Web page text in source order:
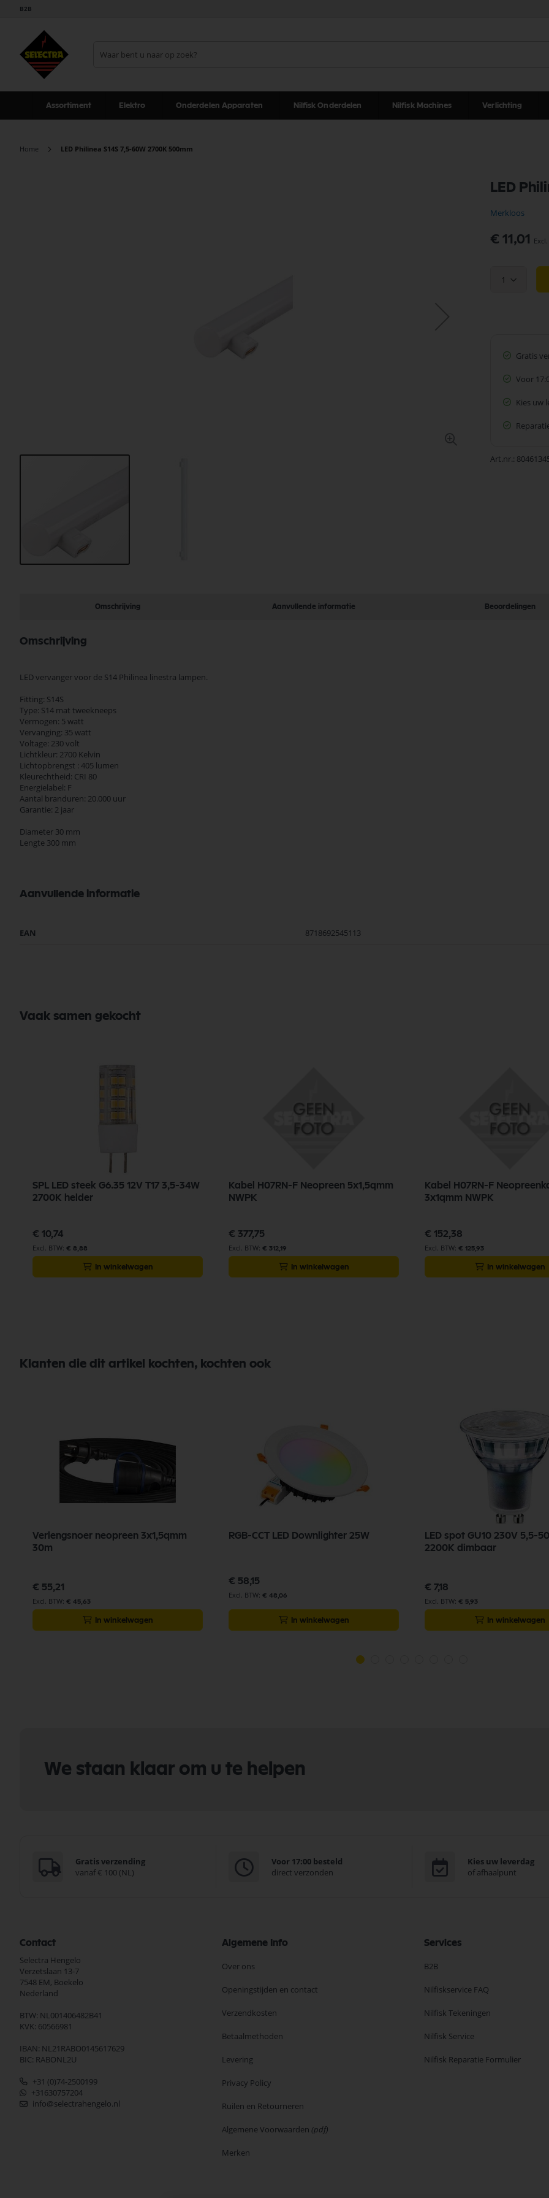
B2B
Assortiment Elektro Onderdelen Apparaten Nilfisk Onderdelen Nilfisk Machines Verlichting
Home LED Philinea S14S 7,5-60W 2700K 500mm
LED
Merkloos
€ 11,01
1
Gratis
Voor
Kies uw
Art.nr.
afbeeldingen-
gallerij
Omschrijving Aanvullende informatie Beoordelingen
Omschrijving
LED vervanger voor de S14 Philinea linestra lampen.
Fitting: S14S
Type: S14 mat tweekneeps
Vermogen: 5 watt
Vervanging: 35 watt
Voltage: 230 volt
Lichtkleur: 2700 Kelvin
Lichtopbrengst : 405 lumen
Kleurechtheid: CRI 80
Energielabel: F
Aantal branduren: 20.000 uur
Garantie: 2 jaar
Diameter 30 mm
Lengte 300 mm
Aanvullende informatie
Meer
EAN 8718692545113
Vaak samen gekocht
SPL LED steek G6.35 12V T17 3,5-34W
2700K helder
€ 10,74
€ 8,88
In winkelwagen
Kabel H07RN-F Neopreen 5x1,5qmm
NWPK
€ 377,75
€ 312,19
In winkelwagen
Kabel H07RN-F
3x1qmm NWPK
€ 152,38
€ 125,93
In winkelwagen
Klanten die dit artikel kochten, kochten ook
Verlengsnoer neopreen 3x1,5qmm
30m
€ 55,21
€ 45,63
In winkelwagen
RGB-CCT LED Downlighter 25W
€ 58,15
€ 48,06
In winkelwagen
LED spot GU10 230V 5,5-
2200K dimbaar
€ 7,18
€ 5,93
In winkelwagen
We staan klaar om u te helpen
Gratis verzending
vanaf € 100 (NL)
Voor 17:00 besteld
direct verzonden
Kies uw leverdag
of afhaalpunt
Contact
Selectra Hengelo
Verzetslaan 13-7
7548 EM, Boekelo
Nederland
BTW: NL001406482B41
KVK: 60566981
IBAN: NL21RABO0145617629
BIC: RABONL2U
+31 (0)74-2500199
+31630757204
info@selectrahengelo.nl
Algemene Info
Over ons
Openingstijden en contact
Verzendkosten
Betaalmethoden
Levering
Privacy Policy
Ruilen en Retourneren
Algemene Voorwaarden (pdf)
Merken
Services
B2B
Nilfiskservice FAQ
Nilfisk Tekeningen
Nilfisk Service
Nilfisk Reparatie Formulier